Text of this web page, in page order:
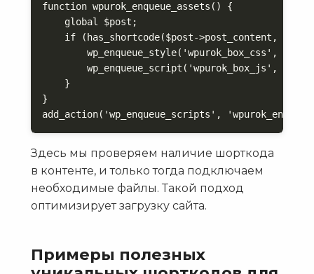
function wpurok_enqueue_assets() {
    global $post;
if (has_shortcode($post->post_content,
wp_enqueue_style('wpurok_box_css',
wp_enqueue_script('wpurok_box_js',
    }
}
add_action('wp_enqueue_scripts',
Здесь мы проверяем наличие шорткода
в контенте, и только тогда подключаем
необходимые файлы. Такой подход
оптимизирует загрузку сайта.
Примеры полезных